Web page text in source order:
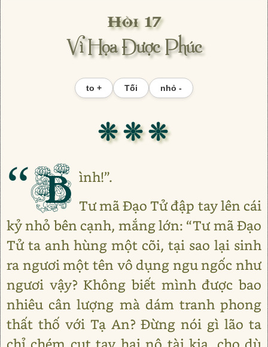
Hồi 17
Vì Họa Được Phúc
to + Tối nhỏ -
❊ ❊ ❊
“B ình!”.
Tư mã Đạo Tử đập tay lên cái
kỷ nhỏ bên cạnh, mắng lớn: “Tư mã Đạo
Tử ta anh hùng một cõi, tại sao lại sinh
ra ngươi một tên vô dụng ngu ngốc như
ngươi vậy? Không biết mình được bao
nhiêu cân lượng mà dám tranh phong
thất thố với Tạ An? Đừng nói gì lão ta